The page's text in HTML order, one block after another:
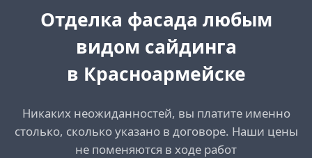
Отделка фасада любым
видом сайдинга
в Красноармейске
Никаких неожиданностей, вы платите именно
столько, сколько указано в договоре. Наши цены
не поменяются в ходе работ